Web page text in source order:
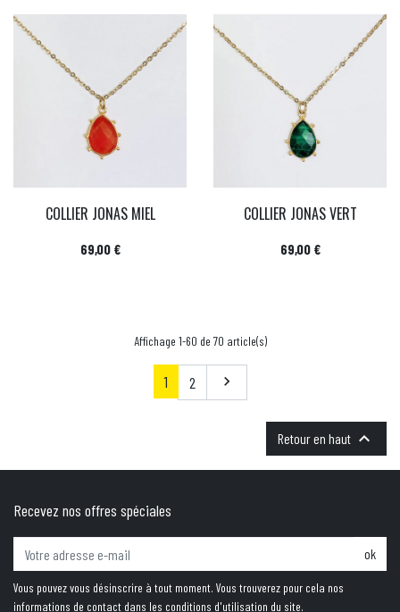
COLLIER JONAS MIEL
Prix
69,00 €
COLLIER JONAS VERT
Prix
69,00 €
Affichage 1-60 de 70 article(s)
1 2 Suivant

Retour en haut 
Recevez nos offres spéciales
ok
Vous pouvez vous désinscrire à tout moment. Vous trouverez pour cela nos
informations de contact dans les conditions d'utilisation du site.